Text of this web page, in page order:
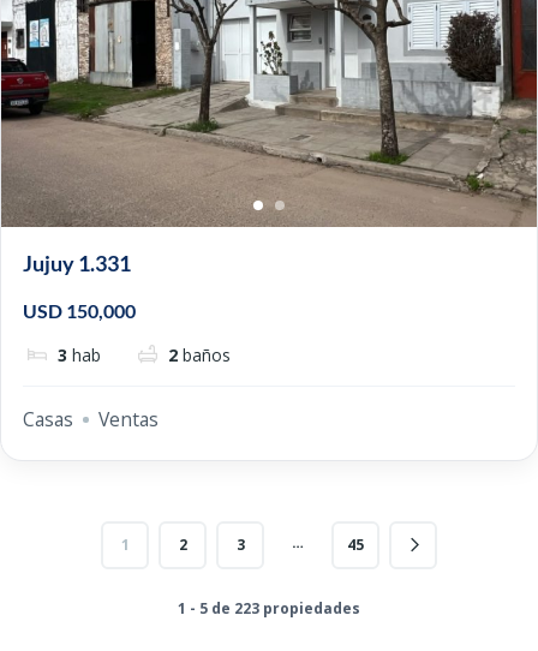
Jujuy 1.331
USD 150,000
3 hab 2 baños
Casas Ventas
1 2 3 … 45
1 - 5 de 223 propiedades